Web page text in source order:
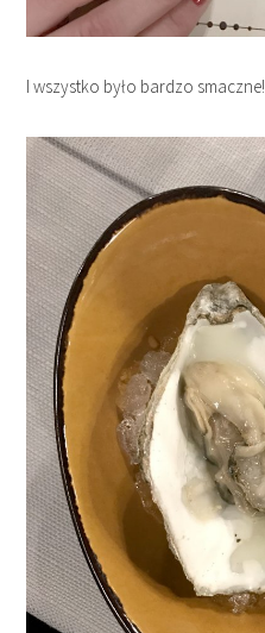
I wszystko było bardzo smaczne!